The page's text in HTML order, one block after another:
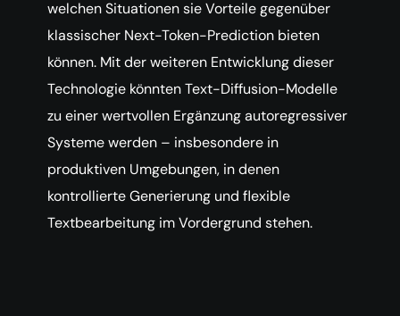
welchen Situationen sie Vorteile gegenüber
klassischer Next-Token-Prediction bieten
können. Mit der weiteren Entwicklung dieser
Technologie könnten Text-Diffusion-Modelle
zu einer wertvollen Ergänzung autoregressiver
Systeme werden – insbesondere in
produktiven Umgebungen, in denen
kontrollierte Generierung und flexible
Textbearbeitung im Vordergrund stehen.